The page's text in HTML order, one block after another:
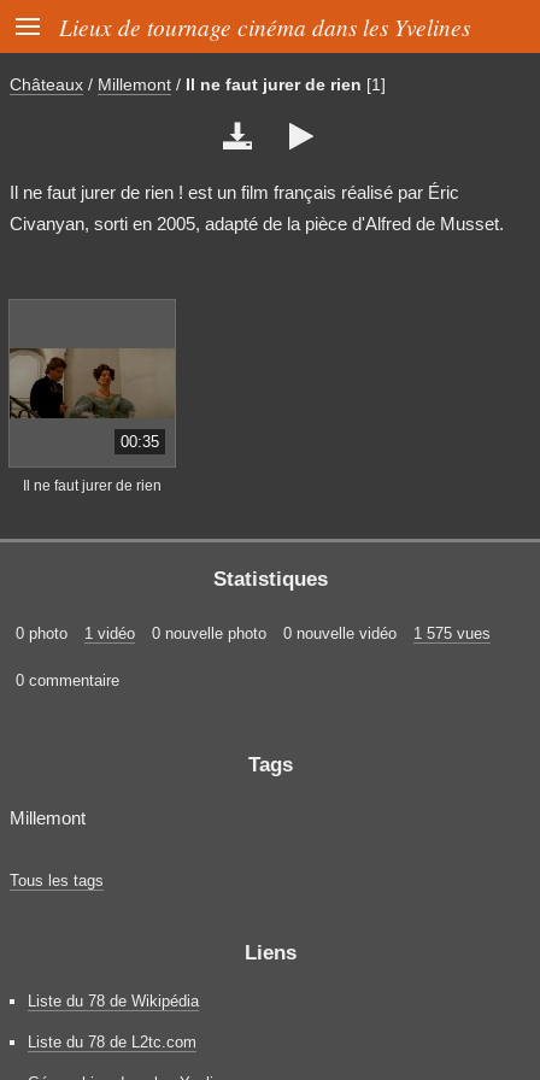
 Lieux de tournage cinéma dans les Yvelines
Châteaux / Millemont / Il ne faut jurer de rien [1]
 
Il ne faut jurer de rien ! est un film français réalisé par Éric
Civanyan, sorti en 2005, adapté de la pièce d'Alfred de Musset.
00:35
Il ne faut jurer de rien
Statistiques
0 photo 1 vidéo 0 nouvelle photo 0 nouvelle vidéo 1 575 vues
0 commentaire
Tags
Millemont
Tous les tags
Liens
Liste du 78 de Wikipédia
Liste du 78 de L2tc.com